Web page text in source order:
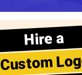
Hire a
Custom